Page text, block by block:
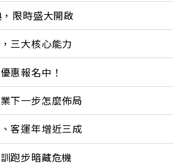
限時盛大開啟
三大核心能力
惠報名中！
下一步怎麼佈局
客運年增近三成
跑步暗藏危機